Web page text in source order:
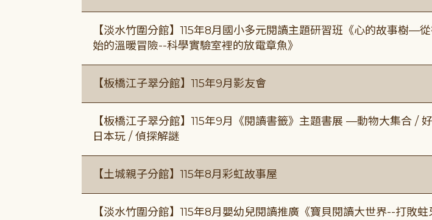
【淡水竹圍分館】115年8月國小多元閱讀主題研習班《心的故事樹—
始的溫暖冒險--科學實驗室裡的放電章魚》
【板橋江子翠分館】115年9月影友會
【板橋江子翠分館】115年9月《閱讀書籤》主題書展 —動物大集合 /
日本玩 / 偵探解謎
【土城親子分館】115年8月彩虹故事屋
【淡水竹圍分館】115年8月嬰幼兒閱讀推廣《寶貝閱讀大世界--打敗蛀